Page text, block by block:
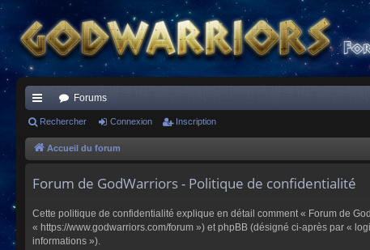
ac
co
s
Forums
Rechercher Connexion Inscription
Accueil du forum
Forum de GodWarriors - Politique de confidentialité
Cette politique de confidentialité explique en détail comment « Forum de
« https://www.godwarriors.com/forum ») et phpBB (désigné ci-après par «
informations »).